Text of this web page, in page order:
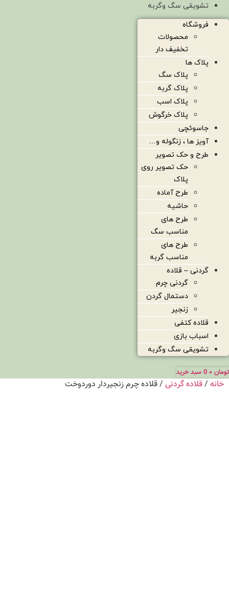
تشویقی سگ وگربه
فروشگاه
محصولات
تخفیف دار
پلاک ها
پلاک سگ
پلاک گربه
پلاک اسب
پلاک خرگوش
جاسوئچی
آویز ها ، زنگوله و…
طرح و حک تصویر
حک تصویر روی
پلاک
طرح آماده
حاشیه
طرح های
مناسب سگ
طرح های
مناسب گربه
گردنی – قلاده
گردنی چرم
دستمال گردن
زنجیر
قلاده کتفی
اسباب بازی
تشویقی سگ وگربه
تومان 0 سبد خرید
خانه /قلاده گردنی / قلاده چرم زنجیردار دوردوخت